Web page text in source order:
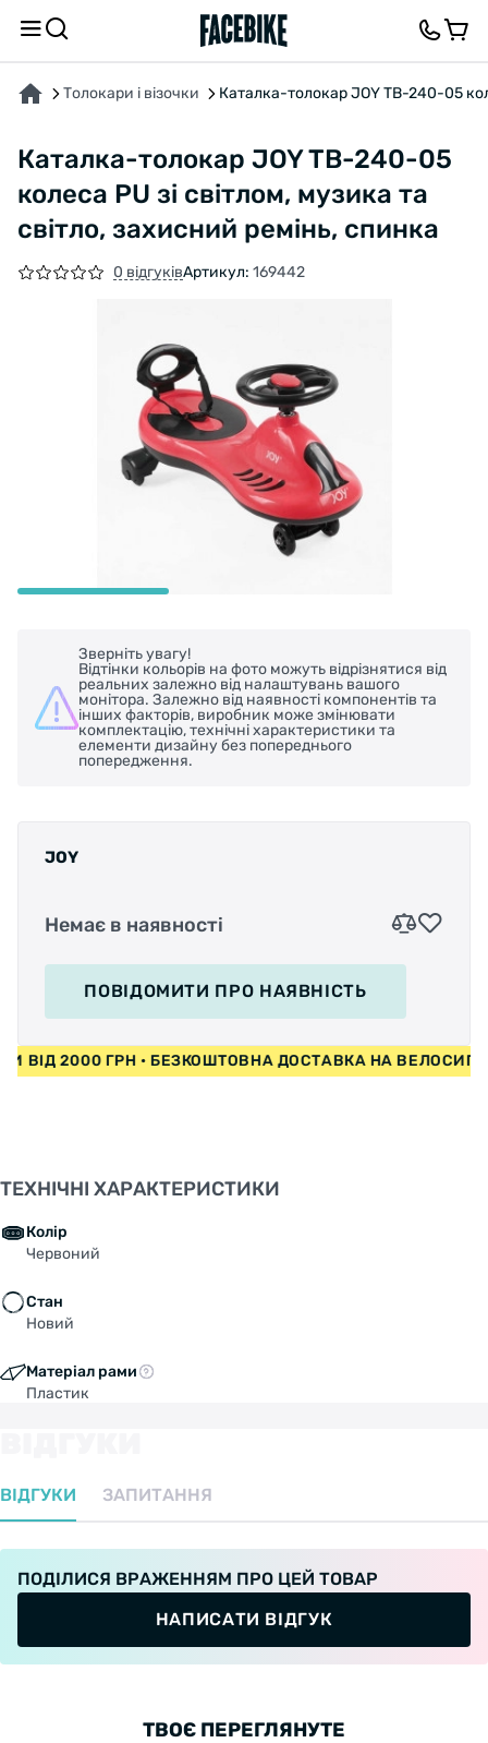
Толокари і візочки Каталка-толокар JOY TB-240-05
Каталка-толокар JOY TB-240-05
колеса PU зі світлом, музика та
світло, захисний ремінь, спинка
0 відгуківАртикул: 169442
Зверніть увагу!
Відтінки кольорів на фото можуть відрізнятися від
реальних залежно від налаштувань вашого
монітора. Залежно від наявності компонентів та
інших факторів, виробник може змінювати
комплектацію, технічні характеристики та
елементи дизайну без попереднього
попередження.
JOY
Немає в наявності
ПОВІДОМИТИ ПРО НАЯВНІСТЬ
ВІД 2000 ГРН • БЕЗКОШТОВНА ДОСТАВКА НА
ТЕХНІЧНІ ХАРАКТЕРИСТИКИ
Колір
Червоний
Стан
Новий
Матеріал рами
Пластик
ВІДГУКИ ЗАПИТАННЯ
ПОДІЛИСЯ ВРАЖЕННЯМ ПРО ЦЕЙ ТОВАР
НАПИСАТИ ВІДГУК
ПРО ТОВАР ХАРАКТЕРИСТИКИВІДГУКИ ТА ЗАПИТАННЯ
ТВОЄ ПЕРЕГЛЯНУТЕ